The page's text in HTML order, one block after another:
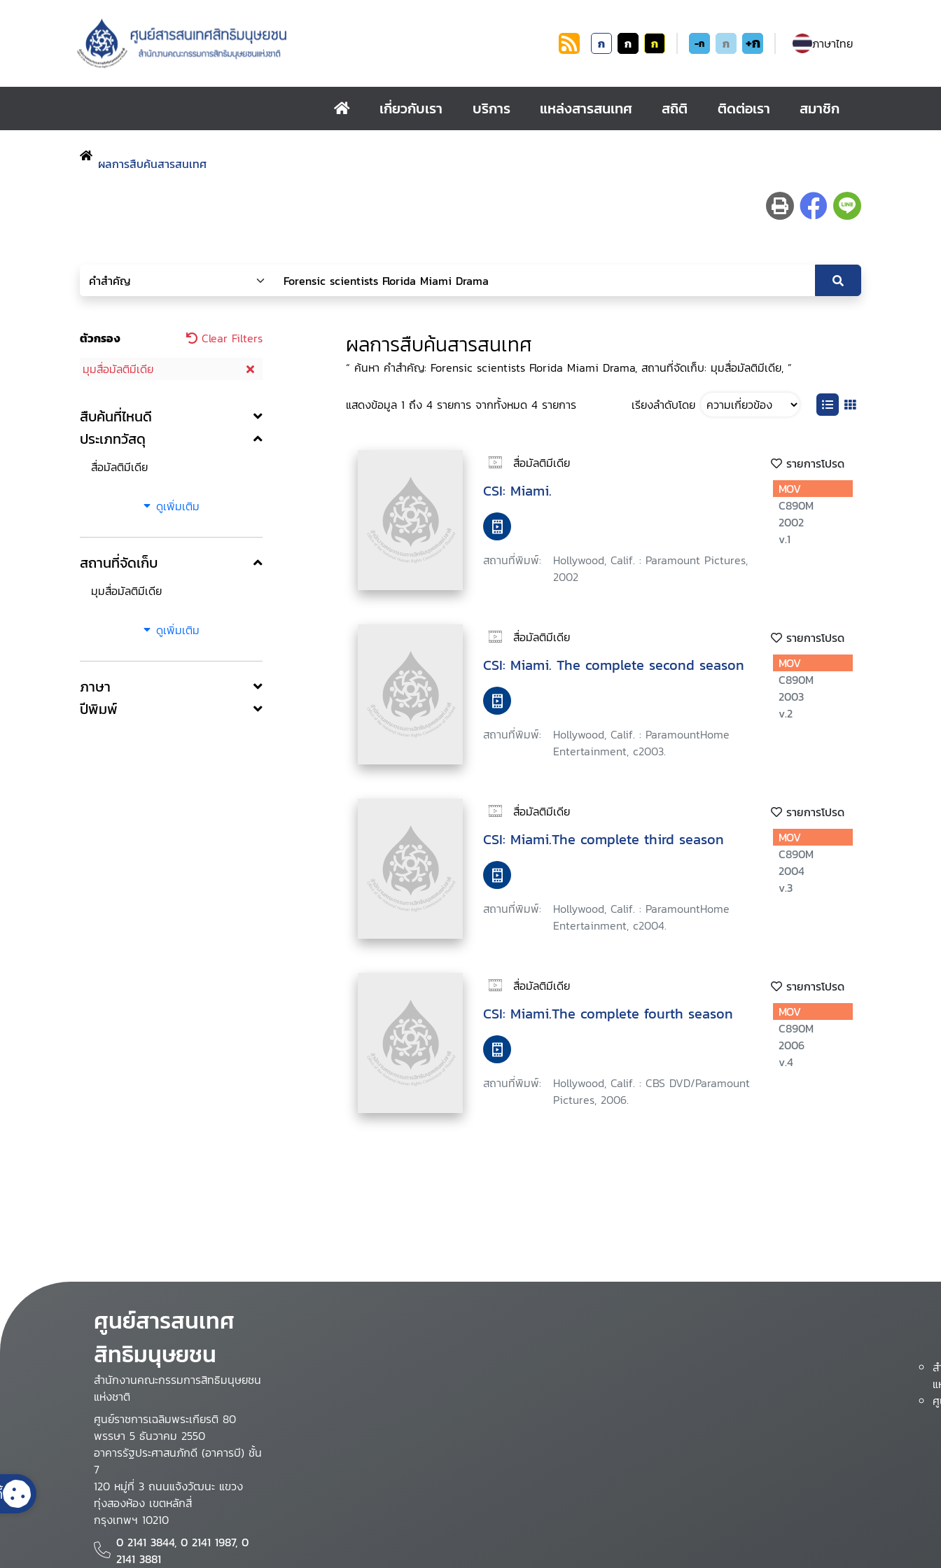
ก ก ก -ก ก +ก ภาษาไทย
เกี่ยวกับเรา บริการ แหล่งสารสนเทศ สถิติ ติดต่อเรา สมาชิก
ผลการสืบค้นสารสนเทศ
ตัวกรอง
Clear Filters
มุมสื่อมัลติมีเดีย
สืบค้นที่ไหนดี
ประเภทวัสดุ
สื่อมัลติมีเดีย
ดูเพิ่มเติม
สถานที่จัดเก็บ
มุมสื่อมัลติมีเดีย
ดูเพิ่มเติม
ภาษา
ปีพิมพ์
ผลการสืบค้นสารสนเทศ
“ ค้นหา คำสำคัญ: Forensic scientists Florida Miami Drama, สถานที่จัดเก็บ: มุมสื่อมัลติมีเดีย, ”
แสดงข้อมูล 1 ถึง 4 รายการ จากทั้งหมด 4 รายการ เรียงลำดับโดย
สื่อมัลติมีเดีย รายการโปรด
CSI: Miami.
สถานที่พิมพ์:
Hollywood, Calif. : Paramount Pictures,
2002
MOV
C890M
2002
v.1
สื่อมัลติมีเดีย รายการโปรด
CSI: Miami. The complete second season
สถานที่พิมพ์:
Hollywood, Calif. : ParamountHome
Entertainment, c2003.
MOV
C890M
2003
v.2
สื่อมัลติมีเดีย รายการโปรด
CSI: Miami.The complete third season
สถานที่พิมพ์:
Hollywood, Calif. : ParamountHome
Entertainment, c2004.
MOV
C890M
2004
v.3
สื่อมัลติมีเดีย รายการโปรด
CSI: Miami.The complete fourth season
สถานที่พิมพ์:
Hollywood, Calif. : CBS DVD/Paramount
Pictures, 2006.
MOV
C890M
2006
v.4
ศูนย์สารสนเทศ
สิทธิมนุษยชน
สำนักงานคณะกรรมการสิทธิมนุษยชน
แห่งชาติ
ศูนย์ราชการเฉลิมพระเกียรติ 80
พรรษา 5 ธันวาคม 2550
อาคารรัฐประศาสนภักดี (อาคารบี) ชั้น
7
120 หมู่ที่ 3 ถนนแจ้งวัฒนะ แขวง
ทุ่งสองห้อง เขตหลักสี่
กรุงเทพฯ 10210
0 2141 3844, 0 2141 1987, 0
2141 3881